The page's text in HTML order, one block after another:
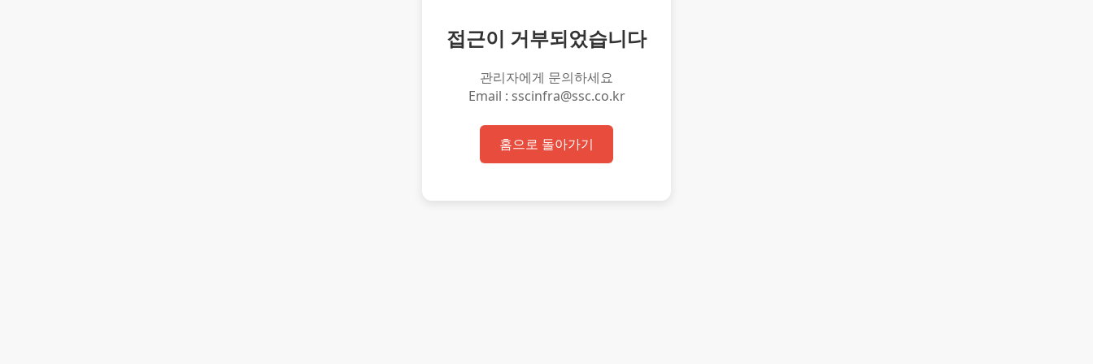
접근이 거부되었습니다
관리자에게 문의하세요
Email : sscinfra@ssc.co.kr
홈으로 돌아가기